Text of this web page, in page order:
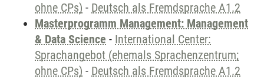
ohne CPs) - Deutsch als Fremdsprache A1.2
Masterprogramm Management: Management
& Data Science - International Center:
Sprachangebot (ehemals Sprachenzentrum;
ohne CPs) - Deutsch als Fremdsprache A1.2